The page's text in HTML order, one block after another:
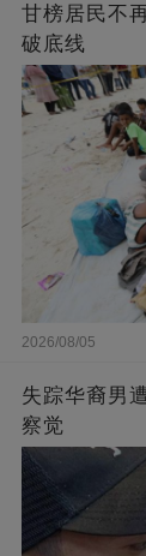
甘榜居民不
破底线
2026/08/05
失踪华裔男
察觉